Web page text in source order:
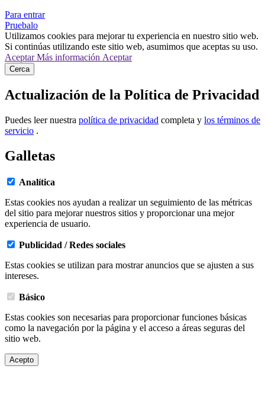
Para entrar
Pruebalo
Utilizamos cookies para mejorar tu experiencia en nuestro sitio web.
Si continúas utilizando este sitio web, asumimos que aceptas su uso.
AceptarMás información Aceptar
Cerca
Actualización de la Política de Privacidad
Puedes leer nuestra política de privacidad completa y los términos de
servicio .
Galletas
Analítica
Estas cookies nos ayudan a realizar un seguimiento de las métricas
del sitio para mejorar nuestros sitios y proporcionar una mejor
experiencia de usuario.
Publicidad / Redes sociales
Estas cookies se utilizan para mostrar anuncios que se ajusten a sus
intereses.
Básico
Estas cookies son necesarias para proporcionar funciones básicas
como la navegación por la página y el acceso a áreas seguras del
sitio web.
Acepto